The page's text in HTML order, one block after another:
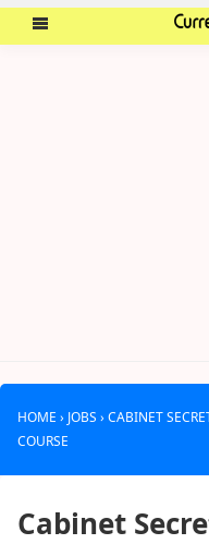
HOME › JOBS › CABINET
COURSE
Cabinet